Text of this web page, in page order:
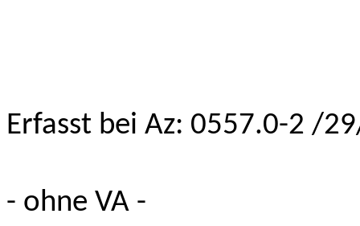
Erfasst bei Az: 0557.0-2 /
- ohne VA -